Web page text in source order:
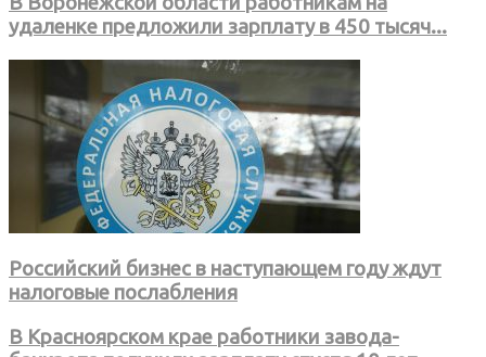
удаленке предложили зарплату в 450 тысяч...
Российский бизнес в наступающем году ждут
налоговые послабления
В Красноярском крае работники завода-